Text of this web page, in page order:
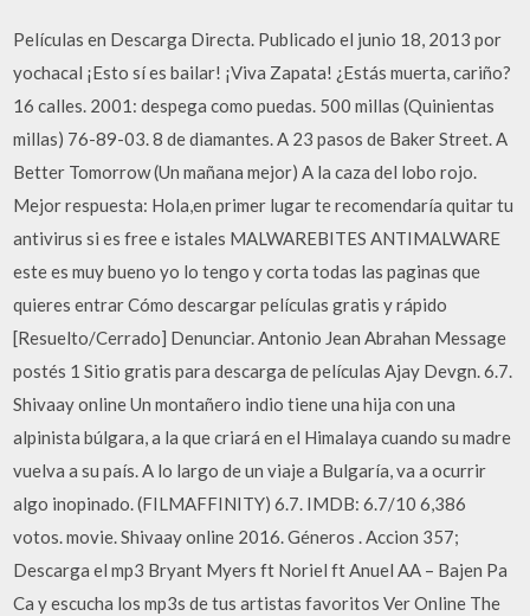
Películas en Descarga Directa. Publicado el junio 18, 2013 por
yochacal ¡Esto sí es bailar! ¡Viva Zapata! ¿Estás muerta, cariño?
16 calles. 2001: despega como puedas. 500 millas (Quinientas
millas) 76-89-03. 8 de diamantes. A 23 pasos de Baker Street. A
Better Tomorrow (Un mañana mejor) A la caza del lobo rojo.
Mejor respuesta: Hola,en primer lugar te recomendaría quitar tu
antivirus si es free e istales MALWAREBITES ANTIMALWARE
este es muy bueno yo lo tengo y corta todas las paginas que
quieres entrar Cómo descargar películas gratis y rápido
[Resuelto/Cerrado] Denunciar. Antonio Jean Abrahan Message
postés 1 Sitio gratis para descarga de películas Ajay Devgn. 6.7.
Shivaay online Un montañero indio tiene una hija con una
alpinista búlgara, a la que criará en el Himalaya cuando su madre
vuelva a su país. A lo largo de un viaje a Bulgaría, va a ocurrir
algo inopinado. (FILMAFFINITY) 6.7. IMDB: 6.7/10 6,386
votos. movie. Shivaay online 2016. Géneros . Accion 357;
Descarga el mp3 Bryant Myers ft Noriel ft Anuel AA – Bajen Pa
Ca y escucha los mp3s de tus artistas favoritos Ver Online The